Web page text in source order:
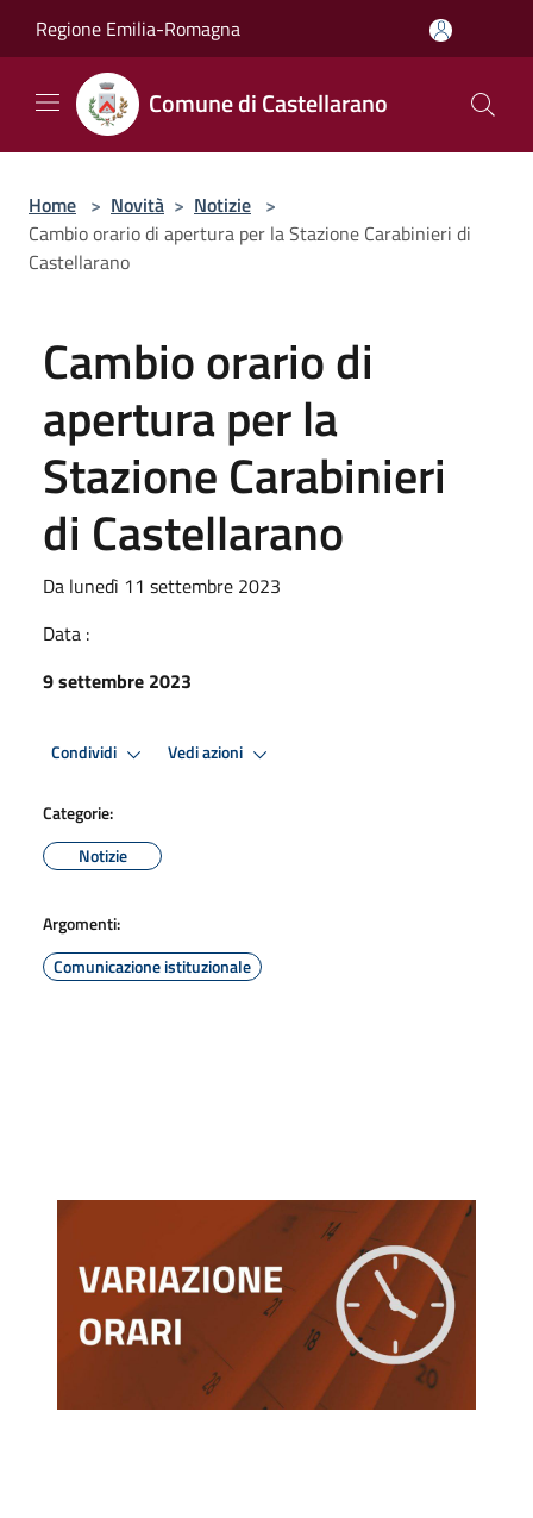
Regione Emilia-Romagna
Comune di Castellarano
Home > Novità > Notizie >
Cambio orario di apertura per la Stazione Carabinieri di
Castellarano
Cambio orario di
apertura per la
Stazione Carabinieri
di Castellarano
Da lunedì 11 settembre 2023
Data :
9 settembre 2023
Condividi Vedi azioni
Categorie:
Notizie
Argomenti:
Comunicazione istituzionale